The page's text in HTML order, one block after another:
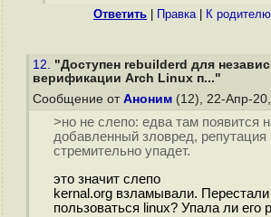
Ответить Правка| К
12. "Доступен rebuilderd для
верификации Arch Linux п..."
Сообщение от Аноним (12), 22-Апр-
>но не слепо: едва там появится
добавленный зловред, репутация
стремительно упадет.
это значит слепо
kernal.org взламывали.
пользоваться linux? Упала ли его